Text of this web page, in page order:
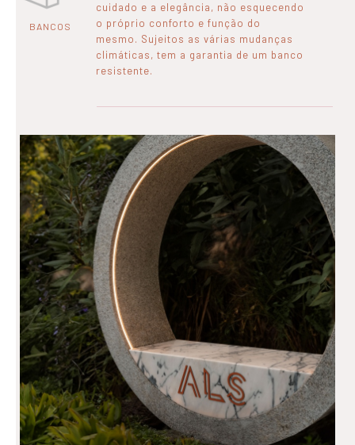
BANCOS
cuidado e a elegância, não esquecendo
o próprio conforto e função do
mesmo. Sujeitos as várias mudanças
climáticas, tem a garantia de um banco
resistente.